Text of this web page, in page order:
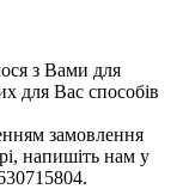
з Вами для
для Вас способів
замовлення
напишіть нам у